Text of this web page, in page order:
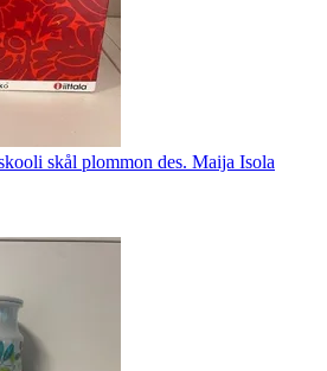
skål plommon des. Maija Isola